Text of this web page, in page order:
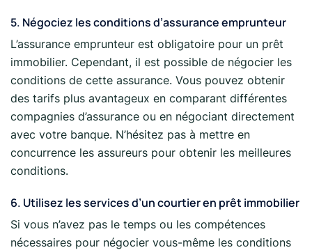
5. Négociez les conditions d’assurance emprunteur
L’assurance emprunteur est obligatoire pour un prêt
immobilier. Cependant, il est possible de négocier les
conditions de cette assurance. Vous pouvez obtenir
des tarifs plus avantageux en comparant différentes
compagnies d’assurance ou en négociant directement
avec votre banque. N’hésitez pas à mettre en
concurrence les assureurs pour obtenir les meilleures
conditions.
6. Utilisez les services d’un courtier en prêt immobilier
Si vous n’avez pas le temps ou les compétences
nécessaires pour négocier vous-même les conditions